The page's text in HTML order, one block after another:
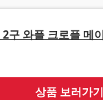
구 와플 크로플 메
상품 보러가기